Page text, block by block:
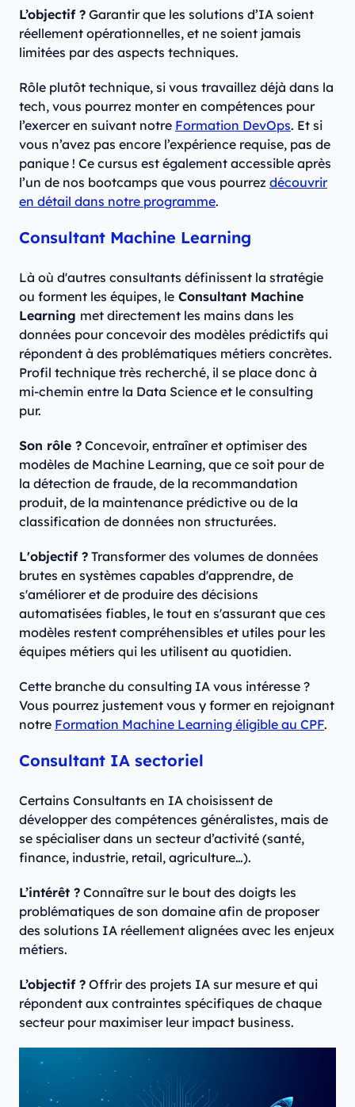
L’objectif ? Garantir que les solutions d’IA soient
réellement opérationnelles, et ne soient jamais
limitées par des aspects techniques.
Rôle plutôt technique, si vous travaillez déjà dans la
tech, vous pourrez monter en compétences pour
l’exercer en suivant notre Formation DevOps. Et si
vous n’avez pas encore l’expérience requise, pas de
panique ! Ce cursus est également accessible après
l’un de nos bootcamps que vous pourrez découvrir
en détail dans notre programme.
Consultant Machine Learning
Là où d'autres consultants définissent la stratégie
ou forment les équipes, le Consultant Machine
Learning met directement les mains dans les
données pour concevoir des modèles prédictifs qui
répondent à des problématiques métiers concrètes.
Profil technique très recherché, il se place donc à
mi-chemin entre la Data Science et le consulting
pur.
Son rôle ? Concevoir, entraîner et optimiser des
modèles de Machine Learning, que ce soit pour de
la détection de fraude, de la recommandation
produit, de la maintenance prédictive ou de la
classification de données non structurées.
L'objectif ? Transformer des volumes de données
brutes en systèmes capables d'apprendre, de
s'améliorer et de produire des décisions
automatisées fiables, le tout en s'assurant que ces
modèles restent compréhensibles et utiles pour les
équipes métiers qui les utilisent au quotidien.
Cette branche du consulting IA vous intéresse ?
Vous pourrez justement vous y former en rejoignant
notre Formation Machine Learning éligible au CPF.
Consultant IA sectoriel
Certains Consultants en IA choisissent de
développer des compétences généralistes, mais de
se spécialiser dans un secteur d’activité (santé,
finance, industrie, retail, agriculture…).
L’intérêt ? Connaître sur le bout des doigts les
problématiques de son domaine afin de proposer
des solutions IA réellement alignées avec les enjeux
métiers.
L’objectif ? Offrir des projets IA sur mesure et qui
répondent aux contraintes spécifiques de chaque
secteur pour maximiser leur impact business.